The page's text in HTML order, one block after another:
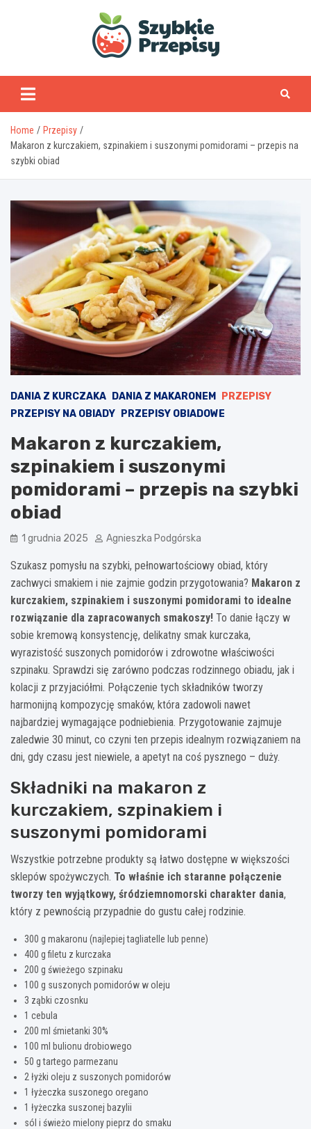
Home
Przepisy
Makaron z kurczakiem, szpinakiem i suszonymi pomidorami – przepis na
szybki obiad
DANIA Z KURCZAKA DANIA Z MAKARONEM
PRZEPISY
PRZEPISY NA OBIADY
PRZEPISY OBIADOWE
Makaron z kurczakiem,
szpinakiem i suszonymi
pomidorami – przepis na szybki
obiad
1 grudnia 2025 Agnieszka Podgórska
Szukasz pomysłu na szybki, pełnowartościowy obiad, który
zachwyci smakiem i nie zajmie godzin przygotowania? Makaron z
kurczakiem, szpinakiem i suszonymi pomidorami to idealne
rozwiązanie dla zapracowanych smakoszy! To danie łączy w
sobie kremową konsystencję, delikatny smak kurczaka,
wyrazistość suszonych pomidorów i zdrowotne właściwości
szpinaku. Sprawdzi się zarówno podczas rodzinnego obiadu, jak i
kolacji z przyjaciółmi. Połączenie tych składników tworzy
harmonijną kompozycję smaków, która zadowoli nawet
najbardziej wymagające podniebienia. Przygotowanie zajmuje
zaledwie 30 minut, co czyni ten przepis idealnym rozwiązaniem na
dni, gdy czasu jest niewiele, a apetyt na coś pysznego – duży.
Składniki na makaron z
kurczakiem, szpinakiem i
suszonymi pomidorami
Wszystkie potrzebne produkty są łatwo dostępne w większości
sklepów spożywczych. To właśnie ich staranne połączenie
tworzy ten wyjątkowy, śródziemnomorski charakter dania,
który z pewnością przypadnie do gustu całej rodzinie.
300 g makaronu (najlepiej tagliatelle lub penne)
400 g filetu z kurczaka
200 g świeżego szpinaku
100 g suszonych pomidorów w oleju
3 ząbki czosnku
1 cebula
200 ml śmietanki 30%
100 ml bulionu drobiowego
50 g tartego parmezanu
2 łyżki oleju z suszonych pomidorów
1 łyżeczka suszonego oregano
1 łyżeczka suszonej bazylii
sól i świeżo mielony pieprz do smaku